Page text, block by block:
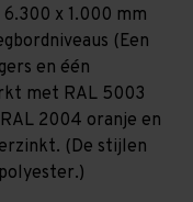
x 1.000 mm
(Een
en één
met RAL 5003
2004 oranje en
(De stijlen